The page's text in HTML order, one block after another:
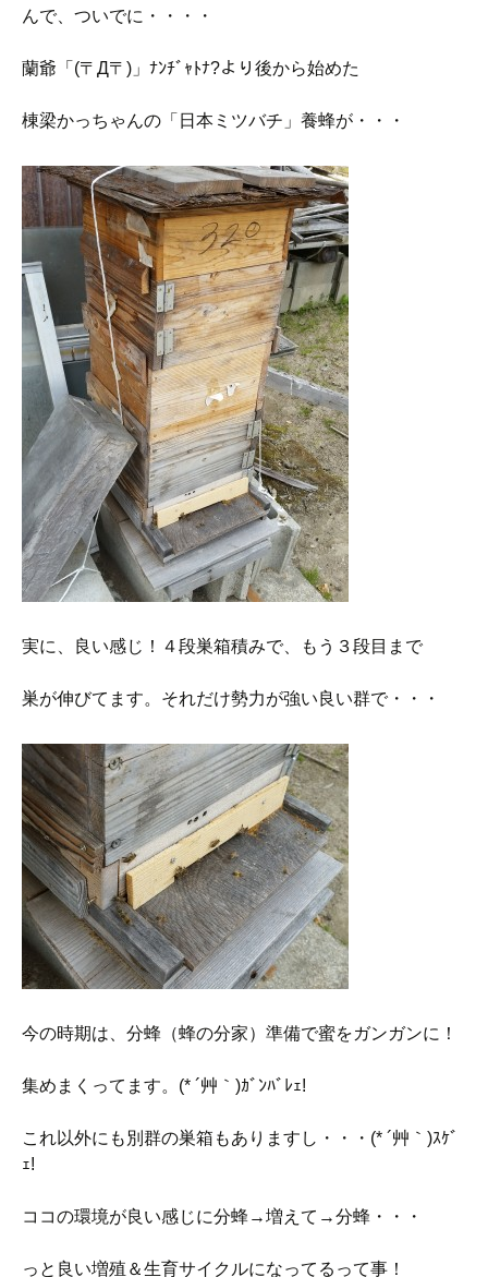
んで、ついでに・・・・
蘭爺「(〒Д〒)」ﾅﾝﾁﾞｬﾄﾅ?より後から始めた
棟梁かっちゃんの「日本ミツバチ」養蜂が・・・
実に、良い感じ！４段巣箱積みで、もう３段目まで
巣が伸びてます。それだけ勢力が強い良い群で・・・
今の時期は、分蜂（蜂の分家）準備で蜜をガンガンに！
集めまくってます。(* ´艸｀)ｶﾞﾝﾊﾞﾚｪ!
これ以外にも別群の巣箱もありますし・・・(* ´艸｀)ｽｹﾞ
ｪ!
ココの環境が良い感じに分蜂→増えて→分蜂・・・
っと良い増殖＆生育サイクルになってるって事！